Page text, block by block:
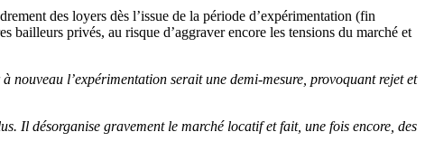
des loyers dès l’issue de la période d’expérimentation (fin
privés, au risque d’aggraver encore les tensions du marché et
nouveau l’expérimentation serait une demi-mesure, provoquant rejet et
Il désorganise gravement le marché locatif et fait, une fois encore, des